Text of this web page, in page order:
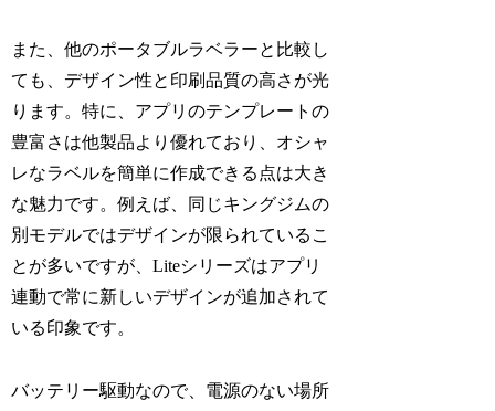
また、他のポータブルラベラーと比較し
ても、デザイン性と印刷品質の高さが光
ります。特に、アプリのテンプレートの
豊富さは他製品より優れており、オシャ
レなラベルを簡単に作成できる点は大き
な魅力です。例えば、同じキングジムの
別モデルではデザインが限られているこ
とが多いですが、Liteシリーズはアプリ
連動で常に新しいデザインが追加されて
いる印象です。
バッテリー駆動なので、電源のない場所